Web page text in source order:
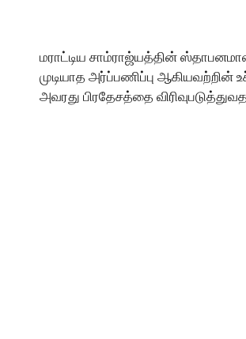
மராட்டிய சாம்ராஜ்யத்தின்
முடியாத அர்ப்பணிப்பு
அவரது பிரதேசத்தை